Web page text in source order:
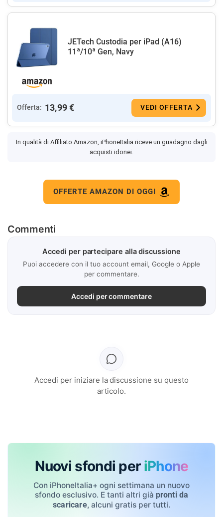
JETech Custodia per iPad (A16)
11ª/10ª Gen, Navy
Offerta: 13,99 € VEDI OFFERTA
In qualità di Affiliato Amazon, iPhoneItalia riceve un guadagno dagli
acquisti idonei.
OFFERTE AMAZON DI OGGI
Commenti
Accedi per partecipare alla discussione
Puoi accedere con il tuo account email, Google o Apple
per commentare.
Accedi per commentare
Accedi per iniziare la discussione su questo
articolo.
Nuovi sfondi per iPhone
Con iPhoneItalia+ ogni settimana un nuovo
sfondo esclusivo. E tanti altri già pronti da
scaricare, alcuni gratis per tutti.